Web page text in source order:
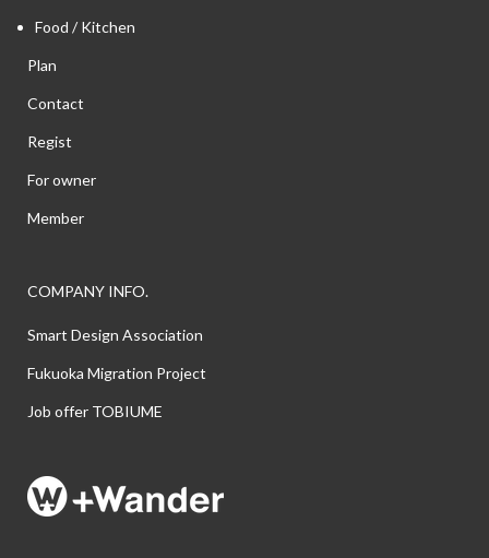
Food / Kitchen
Plan
Contact
Regist
For owner
Member
COMPANY INFO.
Smart Design Association
Fukuoka Migration Project
Job offer TOBIUME